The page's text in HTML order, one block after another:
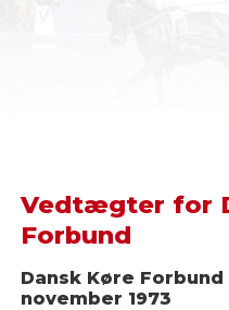
Vedtægter for
Forbund
Dansk Køre
november 1973